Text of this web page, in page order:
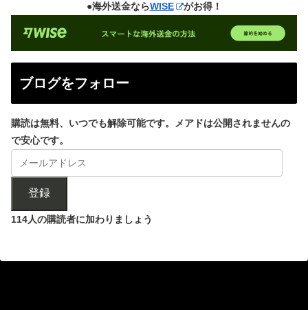
●海外送金ならWISE がお得！
ブログをフォロー
購読は無料、いつでも解除可能です。メアドは公開されませんの
で安心です。
登録
114人の購読者に加わりましょう